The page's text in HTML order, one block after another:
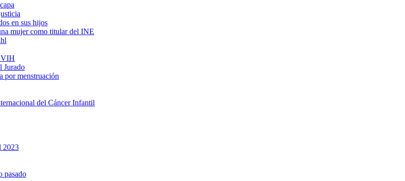
en sus hijos
mujer como titular del INE
VIH
Jurado
por menstruación
del Cáncer Infantil
2023
pasado